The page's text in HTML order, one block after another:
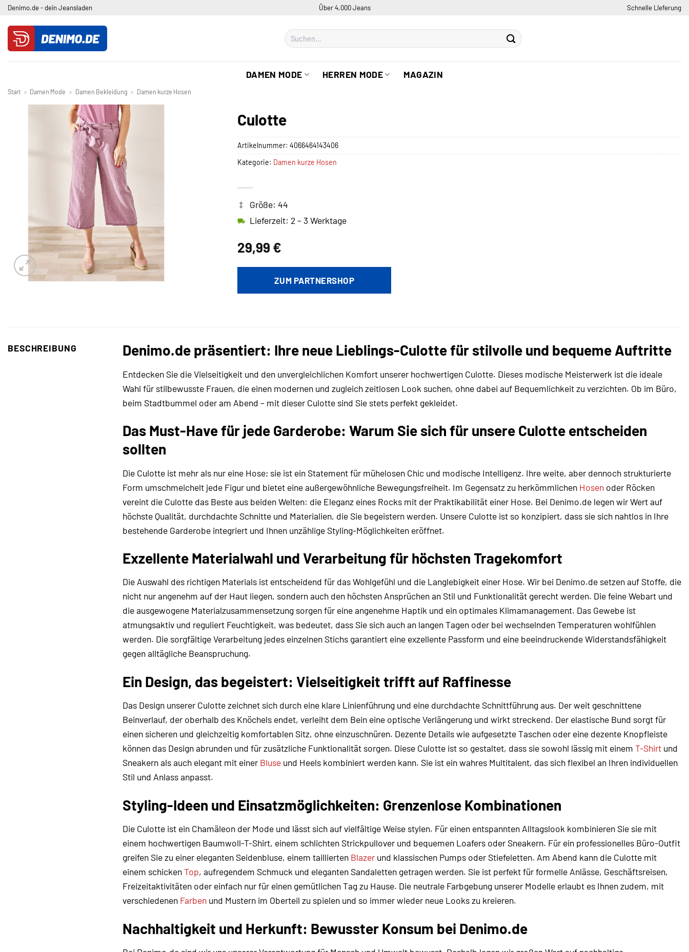
Zum
springen
Denimo.de - dein Jeansladen Über 4.000 Jeans Schnelle LIeferung
Suchen
nach:
DAMEN MODE HERREN MODE MAGAZIN
Start » Damen Mode » Damen Bekleidung » Damen kurze Hosen
Culotte
29,99 €
Größe: 44
Lieferzeit: 2 – 3 Werktage
ZUM PARTNERSHOP
Artikelnummer: 4066464143406
Kategorie: Damen kurze Hosen
BESCHREIBUNG Denimo.de präsentiert: Ihre neue Lieblings-Culotte für stilvolle und bequeme Auftritte
Entdecken Sie die Vielseitigkeit und den unvergleichlichen Komfort unserer hochwertigen Culotte. Dieses modische Meisterwerk ist die ideale
Wahl für stilbewusste Frauen, die einen modernen und zugleich zeitlosen Look suchen, ohne dabei auf Bequemlichkeit zu verzichten. Ob im Büro,
beim Stadtbummel oder am Abend – mit dieser Culotte sind Sie stets perfekt gekleidet.
Das Must-Have für jede Garderobe: Warum Sie sich für unsere Culotte entscheiden
sollten
Die Culotte ist mehr als nur eine Hose; sie ist ein Statement für mühelosen Chic und modische Intelligenz. Ihre weite, aber dennoch strukturierte
Form umschmeichelt jede Figur und bietet eine außergewöhnliche Bewegungsfreiheit. Im Gegensatz zu herkömmlichen Hosen oder Röcken
vereint die Culotte das Beste aus beiden Welten: die Eleganz eines Rocks mit der Praktikabilität einer Hose. Bei Denimo.de legen wir Wert auf
höchste Qualität, durchdachte Schnitte und Materialien, die Sie begeistern werden. Unsere Culotte ist so konzipiert, dass sie sich nahtlos in Ihre
bestehende Garderobe integriert und Ihnen unzählige Styling-Möglichkeiten eröffnet.
Exzellente Materialwahl und Verarbeitung für höchsten Tragekomfort
Die Auswahl des richtigen Materials ist entscheidend für das Wohlgefühl und die Langlebigkeit einer Hose. Wir bei Denimo.de setzen auf Stoffe, die
nicht nur angenehm auf der Haut liegen, sondern auch den höchsten Ansprüchen an Stil und Funktionalität gerecht werden. Die feine Webart und
die ausgewogene Materialzusammensetzung sorgen für eine angenehme Haptik und ein optimales Klimamanagement. Das Gewebe ist
atmungsaktiv und reguliert Feuchtigkeit, was bedeutet, dass Sie sich auch an langen Tagen oder bei wechselnden Temperaturen wohlfühlen
werden. Die sorgfältige Verarbeitung jedes einzelnen Stichs garantiert eine exzellente Passform und eine beeindruckende Widerstandsfähigkeit
gegen alltägliche Beanspruchung.
Ein Design, das begeistert: Vielseitigkeit trifft auf Raffinesse
Das Design unserer Culotte zeichnet sich durch eine klare Linienführung und eine durchdachte Schnittführung aus. Der weit geschnittene
Beinverlauf, der oberhalb des Knöchels endet, verleiht dem Bein eine optische Verlängerung und wirkt streckend. Der elastische Bund sorgt für
einen sicheren und gleichzeitig komfortablen Sitz, ohne einzuschnüren. Dezente Details wie aufgesetzte Taschen oder eine dezente Knopfleiste
können das Design abrunden und für zusätzliche Funktionalität sorgen. Diese Culotte ist so gestaltet, dass sie sowohl lässig mit einem T-Shirt und
Sneakern als auch elegant mit einer Bluse und Heels kombiniert werden kann. Sie ist ein wahres Multitalent, das sich flexibel an Ihren individuellen
Stil und Anlass anpasst.
Styling-Ideen und Einsatzmöglichkeiten: Grenzenlose Kombinationen
Die Culotte ist ein Chamäleon der Mode und lässt sich auf vielfältige Weise stylen. Für einen entspannten Alltagslook kombinieren Sie sie mit
einem hochwertigen Baumwoll-T-Shirt, einem schlichten Strickpullover und bequemen Loafers oder Sneakern. Für ein professionelles Büro-Outfit
greifen Sie zu einer eleganten Seidenbluse, einem taillierten Blazer und klassischen Pumps oder Stiefeletten. Am Abend kann die Culotte mit
einem schickenTop, aufregendem Schmuck und eleganten Sandaletten getragen werden. Sie ist perfekt für formelle Anlässe, Geschäftsreisen,
Freizeitaktivitäten oder einfach nur für einen gemütlichen Tag zu Hause. Die neutrale Farbgebung unserer Modelle erlaubt es Ihnen zudem, mit
verschiedenen Farben und Mustern im Oberteil zu spielen und so immer wieder neue Looks zu kreieren.
Nachhaltigkeit und Herkunft: Bewusster Konsum bei Denimo.de